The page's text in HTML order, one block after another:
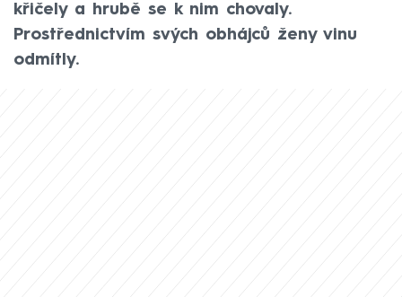
křičely a hrubě se k nim chovaly.
Prostřednictvím svých obhájců ženy vinu
odmítly.